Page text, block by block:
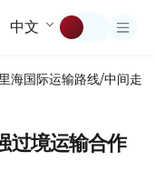
中文
海国际运输路线/中间走廊
过境运输合作